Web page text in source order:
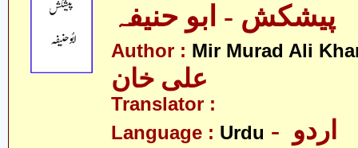
پیشکش - ابو حنیفہ
Author : Mir Murad Ali
علی خان
Translator :
Language : Urdu